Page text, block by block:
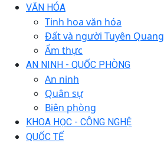
VĂN HÓA
Tinh hoa văn hóa
Đất và người Tuyên Quang
Ẩm thực
AN NINH - QUỐC PHÒNG
An ninh
Quân sự
Biên phòng
KHOA HỌC - CÔNG NGHỆ
QUỐC TẾ